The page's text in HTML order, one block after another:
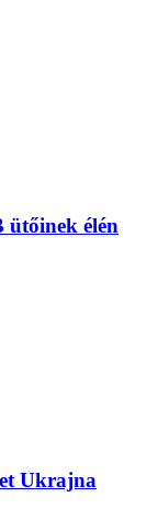
ütőinek élén
Ukrajna